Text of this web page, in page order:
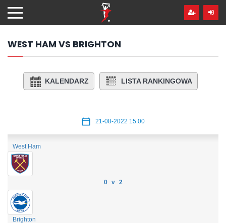
hdo
treści
WEST HAM VS BRIGHTON
KALENDARZ LISTA RANKINGOWA
21-08-2022 15:00
West Ham
0 v 2
Brighton